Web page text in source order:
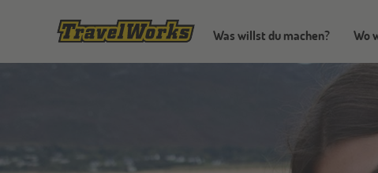
Was willst du machen? Wo